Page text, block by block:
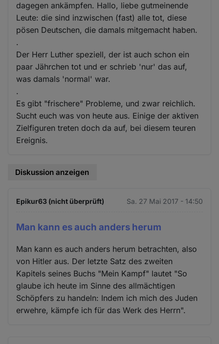
dagegen ankämpfen. Hallo, liebe gutmeinende
Leute: die sind inzwischen (fast) alle tot, diese
pösen Deutschen, die damals mitgemacht haben.
.
Der Herr Luther speziell, der ist auch schon ein
paar Jährchen tot und er schrieb 'nur' das auf,
was damals 'normal' war.
.
Es gibt "frischere" Probleme, und zwar reichlich.
Sucht euch was von heute aus. Einige der aktiven
Zielfiguren treten doch da auf, bei diesem teuren
Ereignis.
Diskussion anzeigen
Epikur63 (nicht überprüft) Sa. 27 Mai 2017 - 14:50
Man kann es auch anders herum
Man kann es auch anders herum betrachten, also
von Hitler aus. Der letzte Satz des zweiten
Kapitels seines Buchs "Mein Kampf" lautet "So
glaube ich heute im Sinne des allmächtigen
Schöpfers zu handeln: Indem ich mich des Juden
erwehre, kämpfe ich für das Werk des Herrn".